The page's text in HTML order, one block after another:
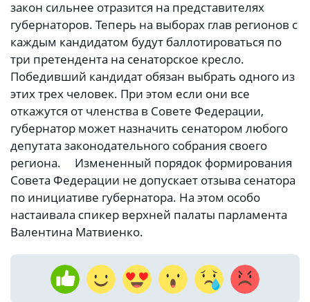
закон сильнее отразится на представителях
губернаторов. Теперь на выборах глав регионов с
каждым кандидатом будут баллотироваться по
три претендента на сенаторское кресло.
Победивший кандидат обязан выбрать одного из
этих трех человек. При этом если они все
откажутся от членства в Совете Федерации,
губернатор может назначить сенатором любого
депутата законодательного собрания своего
региона. Измененный порядок формирования
Совета Федерации не допускает отзыва сенатора
по инициативе губернатора. На этом особо
настаивала спикер верхней палаты парламента
Валентина Матвиенко.